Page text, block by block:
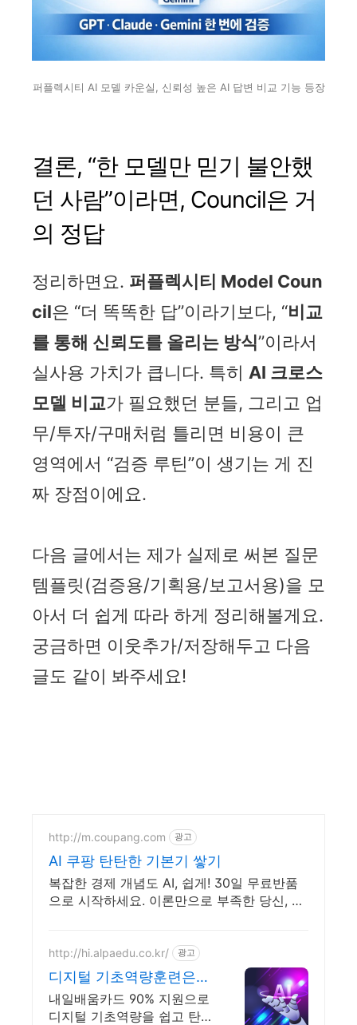
퍼플렉시티 AI 모델 카운실, 신뢰성 높은 AI 답변 비교 기능 등장
결론, “한 모델만 믿기 불안했
던 사람”이라면, Council은 거
의 정답
정리하면요. 퍼플렉시티 Model Coun
cil은 “더 똑똑한 답”이라기보다, “비교
를 통해 신뢰도를 올리는 방식”이라서
실사용 가치가 큽니다. 특히 AI 크로스
모델 비교가 필요했던 분들, 그리고 업
무/투자/구매처럼 틀리면 비용이 큰
영역에서 “검증 루틴”이 생기는 게 진
짜 장점이에요.
다음 글에서는 제가 실제로 써본 질문
템플릿(검증용/기획용/보고서용)을 모
아서 더 쉽게 따라 하게 정리해볼게요.
궁금하면 이웃추가/저장해두고 다음
글도 같이 봐주세요!
http://m.coupang.com 광고
AI 쿠팡 탄탄한 기본기 쌓기
복잡한 경제 개념도 AI, 쉽게! 30일 무료반품
으로 시작하세요. 이론만으로 부족한 당신, 실
http://hi.alpaedu.co.kr/ 광고
디지털 기초역량훈련은
알파코 AI 어플리케이션
개발
내일배움카드 90% 지원으로
디지털 기초역량을 쉽고 탄